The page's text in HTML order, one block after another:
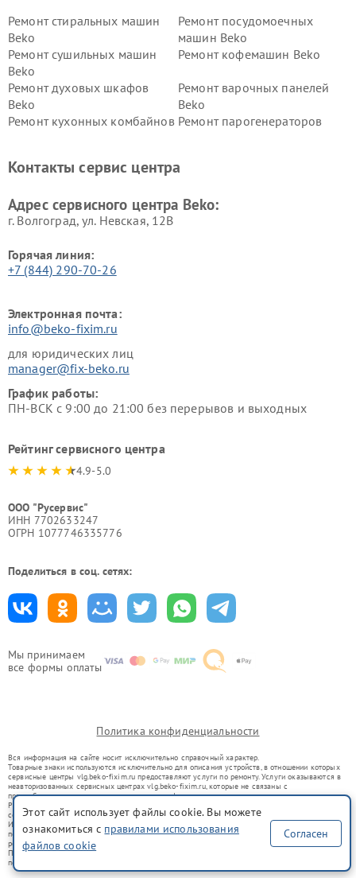
Мы принимаем
все формы оплаты
Ремонт стиральных машин
Beko
Ремонт посудомоечных
машин Beko
Ремонт сушильных машин
Beko
Ремонт кофемашин Beko
Ремонт духовых шкафов
Beko
Ремонт варочных панелей
Beko
Ремонт кухонных комбайнов Ремонт парогенераторов
Ремонт холодильников Beko Ремонт морозильных камер
Контакты сервис центра
Адрес сервисного центра Beko:
г. Волгоград, ул. Невская, 12В
Горячая линия:
+7 (844) 290-70-26
Электронная почта:
info@beko-fixim.ru
для юридических лиц
manager@fix-beko.ru
График работы:
ПН-ВСК с 9:00 до 21:00 без перерывов и выходных
Рейтинг сервисного центра
4.9-5.0
ООО "Русервис"
ИНН 7702633247
ОГРН 1077746335776
Поделиться в соц. сетях:
Политика конфиденциальности
Вся информация на сайте носит исключительно справочный характер.
Товарные знаки используются исключительно для описания устройств, в отношении которых
сервисные центры vlg.beko-fixim.ru предоставляют услуги по ремонту. Услуги оказываются в
неавторизованных сервисных центрах vlg.beko-fixim.ru, которые не связаны с
правообладателями товарных знаков или их официальными представителями.
Ремонт осуществляется для устройств, уже введенных в гражданский оборот в соответствии
со статьей 1487 ГК РФ.
Использование товарных знаков не преследует цели индивидуализации услуг или введения
потребителей в заблуждение, а служит для информирования о предоставляемых услугах по
ремонту техники указанных брендов.
Представленная на сайте информация не является публичной офертой, определяемой
положениями Статьи 437(2) Гражданского кодекса РФ
Этот сайт использует файлы cookie. Вы можете
ознакомиться с правилами использования
файлов cookie
Согласен